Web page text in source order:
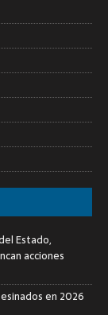
Estado,
acciones
en 2026